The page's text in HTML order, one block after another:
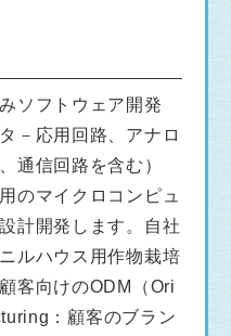
ソフトウェア開発
－応用回路、アナロ
通信回路を含む）
のマイクロコンピュ
計開発します。自社
ルハウス用作物栽培
客向けのODM（Ori
：顧客のブラン